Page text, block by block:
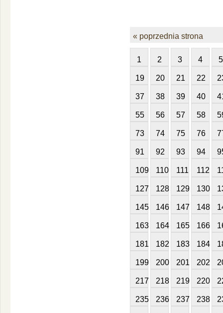
« poprzednia strona
1 2 3 4 5
19 20 21 22
37 38 39 40
55 56 57 58
73 74 75 76
91 92 93 94
109 110 111 112
127 128 129 130
145 146 147 148
163 164 165 166
181 182 183 184
199 200 201 202
217 218 219 220
235 236 237 238